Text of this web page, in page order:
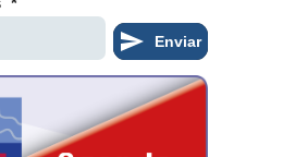
Enviar